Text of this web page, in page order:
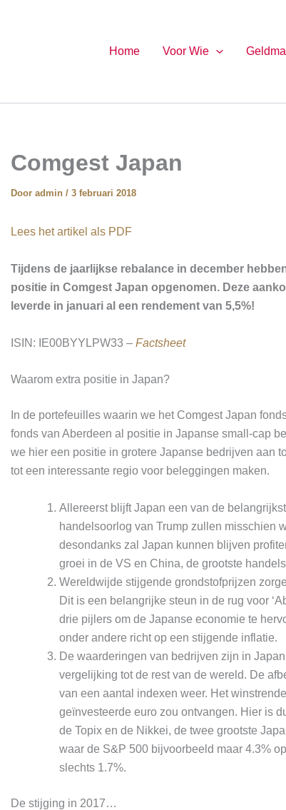
Home Voor Wie
Comgest Japan
Door admin / 3 februari 2018
Lees het artikel als PDF
Tijdens de jaarlijkse rebalance in december
positie in Comgest Japan opgenomen. Deze
leverde in januari al een rendement van 5,5%!
ISIN: IE00BYYLPW33 – Factsheet
Waarom extra positie in Japan?
In de portefeuilles waarin we het Comgest Japan
fonds van Aberdeen al positie in Japanse small-cap
we hier een positie in grotere Japanse bedrijven aan
tot een interessante regio voor beleggingen maken.
Allereerst blijft Japan een van de
handelsoorlog van Trump zullen misschien
desondanks zal Japan kunnen blijven
groei in de VS en China, de grootste
Wereldwijde stijgende grondstofprijzen
Dit is een belangrijke steun in de rug voor
drie pijlers om de Japanse economie te
onder andere richt op een stijgende inflatie.
De waarderingen van bedrijven zijn in
vergelijking tot de rest van de wereld. De
van een aantal indexen weer. Het
geïnvesteerde euro zou ontvangen. Hier is
de Topix en de Nikkei, de twee grootste
waar de S&P 500 bijvoorbeeld maar 4.3%
slechts 1.7%.
De stijging in 2017…